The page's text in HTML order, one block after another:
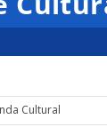
Cultural